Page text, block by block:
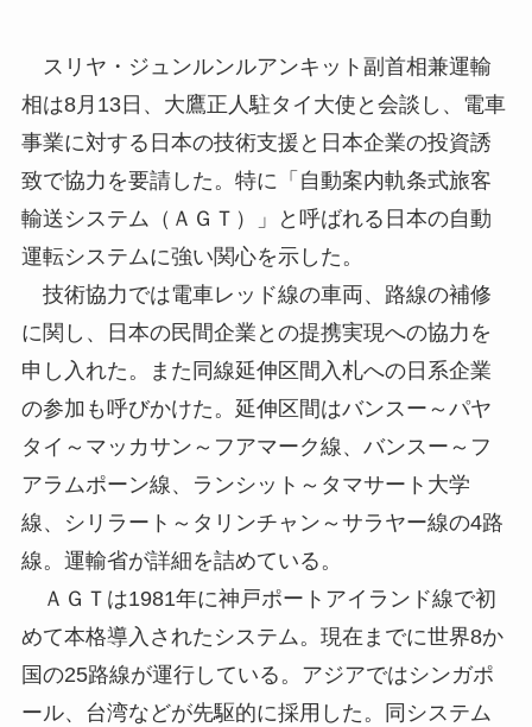
スリヤ・ジュンルンルアンキット副首相兼運輸
相は8月13日、大鷹正人駐タイ大使と会談し、電車
事業に対する日本の技術支援と日本企業の投資誘
致で協力を要請した。特に「自動案内軌条式旅客
輸送システム（ＡＧＴ）」と呼ばれる日本の自動
運転システムに強い関心を示した。
技術協力では電車レッド線の車両、路線の補修
に関し、日本の民間企業との提携実現への協力を
申し入れた。また同線延伸区間入札への日系企業
の参加も呼びかけた。延伸区間はバンスー～パヤ
タイ～マッカサン～フアマーク線、バンスー～フ
アラムポーン線、ランシット～タマサート大学
線、シリラート～タリンチャン～サラヤー線の4路
線。運輸省が詳細を詰めている。
ＡＧＴは1981年に神戸ポートアイランド線で初
めて本格導入されたシステム。現在までに世界8か
国の25路線が運行している。アジアではシンガポ
ール、台湾などが先駆的に採用した。同システム